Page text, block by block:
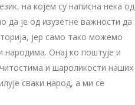
на којем су написна нека од
је од изузетне важности да
јер само тако можемо
Онај ко поштује и
и шароликости наших
сваки народ, а ми се